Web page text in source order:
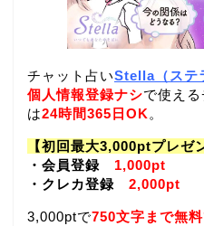
チャット占いStella（ステ
個人情報登録ナシで使え
は24時間365日OK 。
【初回最大3,000ptプレゼ
・会員登録 1,000pt
・クレカ登録 2,000pt
3,000ptで750文字まで無